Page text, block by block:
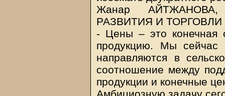
Жанар
РАЗВИТИЯ И ТОРГОВЛИ
- Цены – это конечная
продукцию. Мы сейчас
направляются в
соотношение между
продукции и конечные